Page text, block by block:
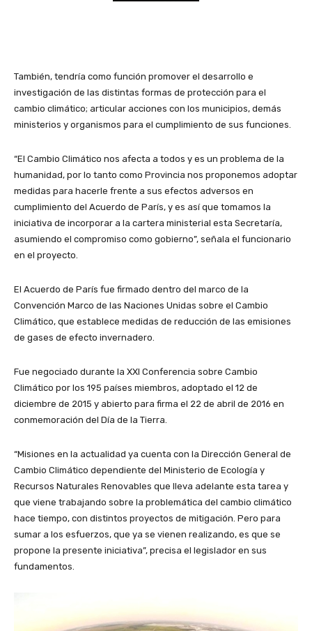
También, tendría como función promover el desarrollo e
investigación de las distintas formas de protección para el
cambio climático; articular acciones con los municipios, demás
ministerios y organismos para el cumplimiento de sus funciones.
“El Cambio Climático nos afecta a todos y es un problema de la
humanidad, por lo tanto como Provincia nos proponemos adoptar
medidas para hacerle frente a sus efectos adversos en
cumplimiento del Acuerdo de París, y es así que tomamos la
iniciativa de incorporar a la cartera ministerial esta Secretaría,
asumiendo el compromiso como gobierno”, señala el funcionario
en el proyecto.
El Acuerdo de París fue firmado dentro del marco de la
Convención Marco de las Naciones Unidas sobre el Cambio
Climático, que establece medidas de reducción de las emisiones
de gases de efecto invernadero.
Fue negociado durante la XXI Conferencia sobre Cambio
Climático por los 195 países miembros, adoptado el 12 de
diciembre de 2015 y abierto para firma el 22 de abril de 2016 en
conmemoración del Día de la Tierra.
“Misiones en la actualidad ya cuenta con la Dirección General de
Cambio Climático dependiente del Ministerio de Ecología y
Recursos Naturales Renovables que lleva adelante esta tarea y
que viene trabajando sobre la problemática del cambio climático
hace tiempo, con distintos proyectos de mitigación. Pero para
sumar a los esfuerzos, que ya se vienen realizando, es que se
propone la presente iniciativa”, precisa el legislador en sus
fundamentos.